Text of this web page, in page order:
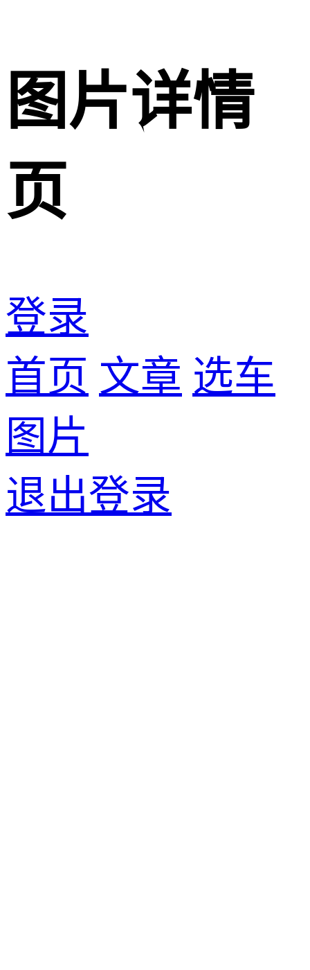
图片详情
页
登录
首页 文章 选车
图片
退出登录